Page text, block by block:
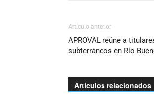
Artículo anterior
APROVAL reúne a
subterráneos en Río
Artículos relacionados